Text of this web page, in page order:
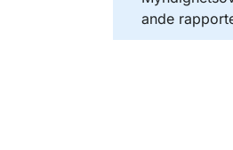
ande